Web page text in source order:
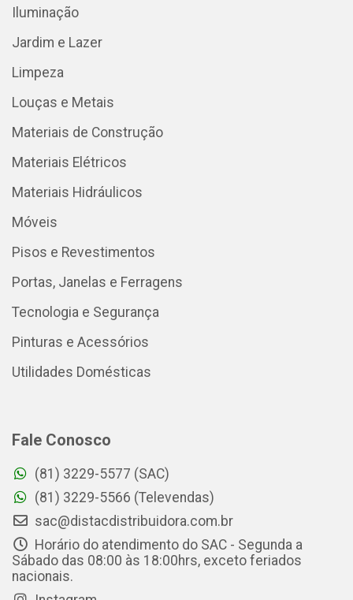
Iluminação
Jardim e Lazer
Limpeza
Louças e Metais
Materiais de Construção
Materiais Elétricos
Materiais Hidráulicos
Móveis
Pisos e Revestimentos
Portas, Janelas e Ferragens
Tecnologia e Segurança
Pinturas e Acessórios
Utilidades Domésticas
Fale Conosco
(81) 3229-5577 (SAC)
(81) 3229-5566 (Televendas)
sac@distacdistribuidora.com.br
Horário do atendimento do SAC - Segunda a
Sábado das 08:00 às 18:00hrs, exceto feriados
nacionais.